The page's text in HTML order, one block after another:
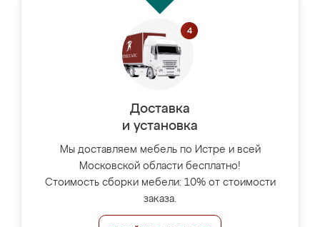
Доставка
и установка
Мы доставляем мебель по Истре и всей
Московской области бесплатно!
Стоимость сборки мебели: 10% от стоимости
заказа.